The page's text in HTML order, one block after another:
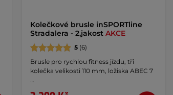
Kolečkové brusle inSPORTline
Stradalera - 2.jakost AKCE
5(6)
Brusle pro rychlou fitness jízdu, tři
kolečka velikosti 110 mm, ložiska ABEC 7